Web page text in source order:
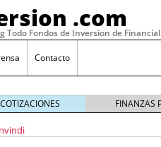
.com
Fondos de Inversion de
Contacto
FINANZAS
nvindi